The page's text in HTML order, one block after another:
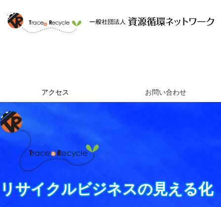
アクセス お問い合わせ
リサイクルビジネスの見える化